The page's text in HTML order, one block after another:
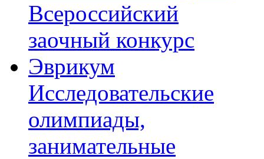
Всероссийский
заочный конкурс
Эврикум
Исследовательские
олимпиады,
занимательные